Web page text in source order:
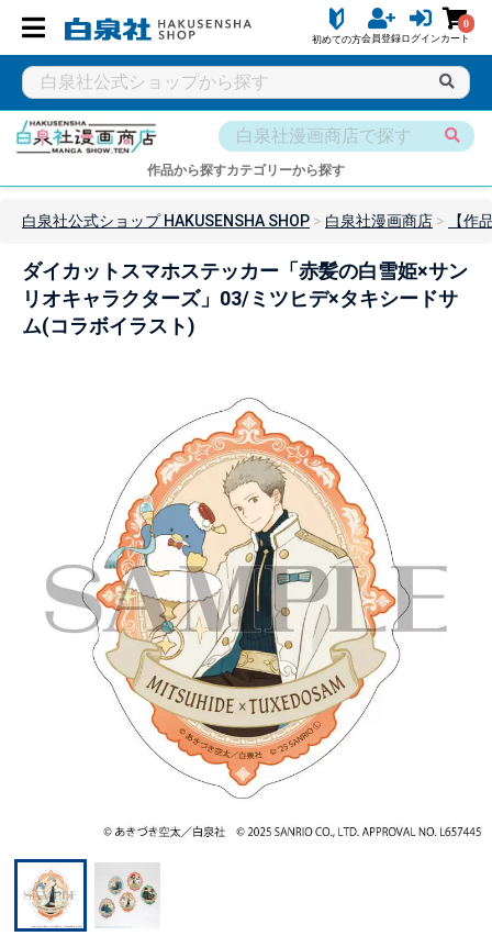
初めての方会員登録ログイン
0
カート
作品から探すカテゴリーから探す
白泉社公式ショップ HAKUSENSHA SHOP 白泉社漫画商店 【作
ダイカットスマホステッカー「赤髪の白雪姫×サン
リオキャラクターズ」03/ミツヒデ×タキシードサ
ム(コラボイラスト)